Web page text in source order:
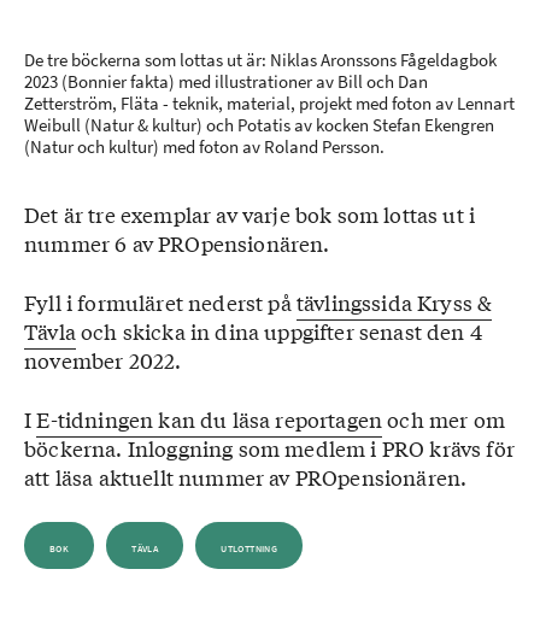
De tre böckerna som lottas ut är: Niklas Aronssons Fågeldagbok
2023 (Bonnier fakta) med illustrationer av Bill och Dan
Zetterström, Fläta - teknik, material, projekt med foton av Lennart
Weibull (Natur & kultur) och Potatis av kocken Stefan Ekengren
(Natur och kultur) med foton av Roland Persson.
Det är tre exemplar av varje bok som lottas ut i
nummer 6 av PROpensionären.
Fyll i formuläret nederst påtävlingssida Kryss &
Tävlaoch skicka in dina uppgifter senast den 4
november 2022.
IE-tidningen kan du läsa reportagenoch mer om
böckerna. Inloggning som medlem i PRO krävs för
att läsa aktuellt nummer av PROpensionären.
BOK TÄVLA UTLOTTNING